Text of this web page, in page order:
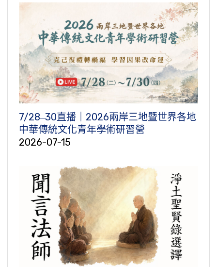
7/28‒30直播｜2026兩岸三地暨世界各地
中華傳統文化青年學術研習營
2026-07-15